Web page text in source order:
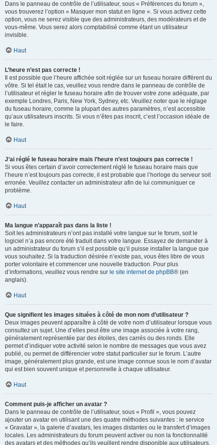
Dans le panneau de contrôle de l’utilisateur, sous « Préférences du forum »,
vous trouverez l’option « Masquer mon statut en ligne ». Si vous activez cette
option, vous ne serez visible que des administrateurs, des modérateurs et de
vous-même. Vous serez alors comptabilisé comme étant un utilisateur
invisible.
Haut
L’heure n’est pas correcte !
Il est possible que l’heure affichée soit réglée sur un fuseau horaire différent du
vôtre. Si tel était le cas, veuillez vous rendre dans le panneau de contrôle de
l’utilisateur et régler le fuseau horaire afin de trouver votre zone adéquate, par
exemple Londres, Paris, New York, Sydney, etc. Veuillez noter que le réglage
du fuseau horaire, comme la plupart des autres paramètres, n’est accessible
qu’aux utilisateurs inscrits. Si vous n’êtes pas inscrit, c’est l’occasion idéale de
le faire.
Haut
J’ai réglé le fuseau horaire mais l’heure n’est toujours pas correcte !
Si vous êtes certain d’avoir correctement réglé le fuseau horaire mais que
l’heure n’est toujours pas correcte, il est probable que l’horloge du serveur soit
erronée. Veuillez contacter un administrateur afin de lui communiquer ce
problème.
Haut
Ma langue n’apparaît pas dans la liste !
Soit les administrateurs n’ont pas installé votre langue sur le forum, soit le
logiciel n’a pas encore été traduit dans votre langue. Essayez de demander à
un administrateur du forum s’il est possible qu’il puisse installer la langue que
vous souhaitez. Si la traduction désirée n’existe pas, vous êtes libre de vous
porter volontaire et commencer une nouvelle traduction. Pour plus
d’informations, veuillez vous rendre sur le site internet de phpBB® (en
anglais).
Haut
Que signifient les images situées à côté de mon nom d’utilisateur ?
Deux images peuvent apparaître à côté de votre nom d’utilisateur lorsque vous
consultez un sujet. Une d’elles peut être une image associée à votre rang,
généralement représentée par des étoiles, des carrés ou des ronds. Elle
permet d’indiquer votre activité selon le nombre de messages que vous avez
publié, ou permet de différencier votre statut particulier sur le forum. L’autre
image, généralement plus grande, est une image connue sous le nom d’avatar
qui est bien souvent unique et personnelle à chaque utilisateur.
Haut
Comment puis-je afficher un avatar ?
Dans le panneau de contrôle de l’utilisateur, sous « Profil », vous pouvez
ajouter un avatar en utilisant une des quatre méthodes suivantes : le service
« Gravatar », la galerie d’avatars, les images distantes ou le transfert d’images
locales. Les administrateurs du forum peuvent activer ou non la fonctionnalité
des avatars et des méthodes qu’ils veuillent rendre disponible aux utilisateurs.